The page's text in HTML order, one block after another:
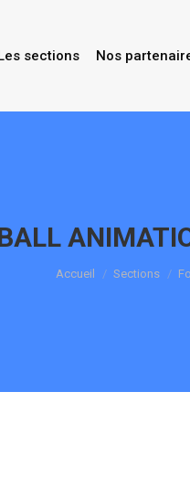
sections Nos
Vous êtes ici :
Accueil Sections